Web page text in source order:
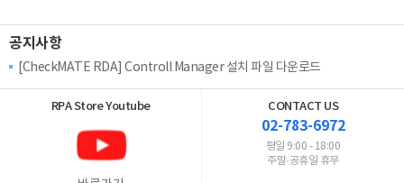
공지사항
[CheckMATE RDA] Controll Manager 설치 파일 다운로드
RPA StoreYoutube CONTACT US
02-783-6972
평일 9:00 - 18:00
주말·공휴일 휴무